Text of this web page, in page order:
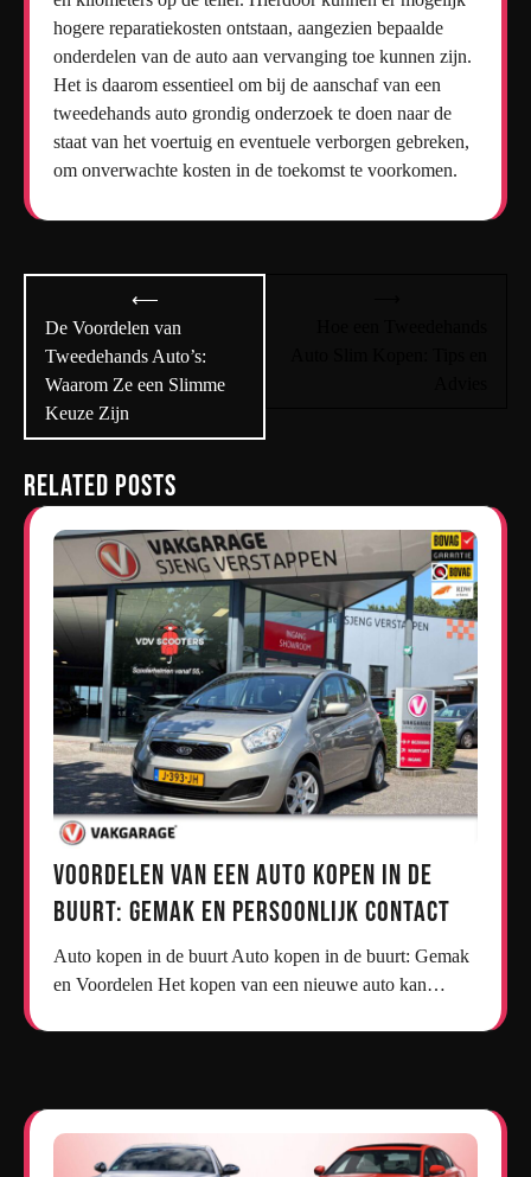
hogere reparatiekosten ontstaan, aangezien bepaalde
onderdelen van de auto aan vervanging toe kunnen zijn.
Het is daarom essentieel om bij de aanschaf van een
tweedehands auto grondig onderzoek te doen naar de
staat van het voertuig en eventuele verborgen gebreken,
om onverwachte kosten in de toekomst te voorkomen.
navigatie
⟵
De Voordelen van
Tweedehands Auto’s:
Waarom Ze een Slimme
Keuze Zijn
Related Posts
Voordelen van een Auto Kopen in de
Buurt: Gemak en Persoonlijk Contact
Auto kopen in de buurt Auto kopen in de buurt: Gemak
en Voordelen Het kopen van een nieuwe auto kan…